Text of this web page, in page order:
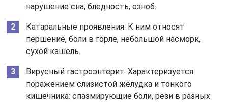
нарушение сна, бледность, озноб.
Катаральные проявления. К ним относят
першение, боли в горле, небольшой насморк,
сухой кашель.
Вирусный гастроэнтерит. Характеризуется
поражением слизистой желудка и тонкого
кишечника: спазмирующие боли, рези в разных